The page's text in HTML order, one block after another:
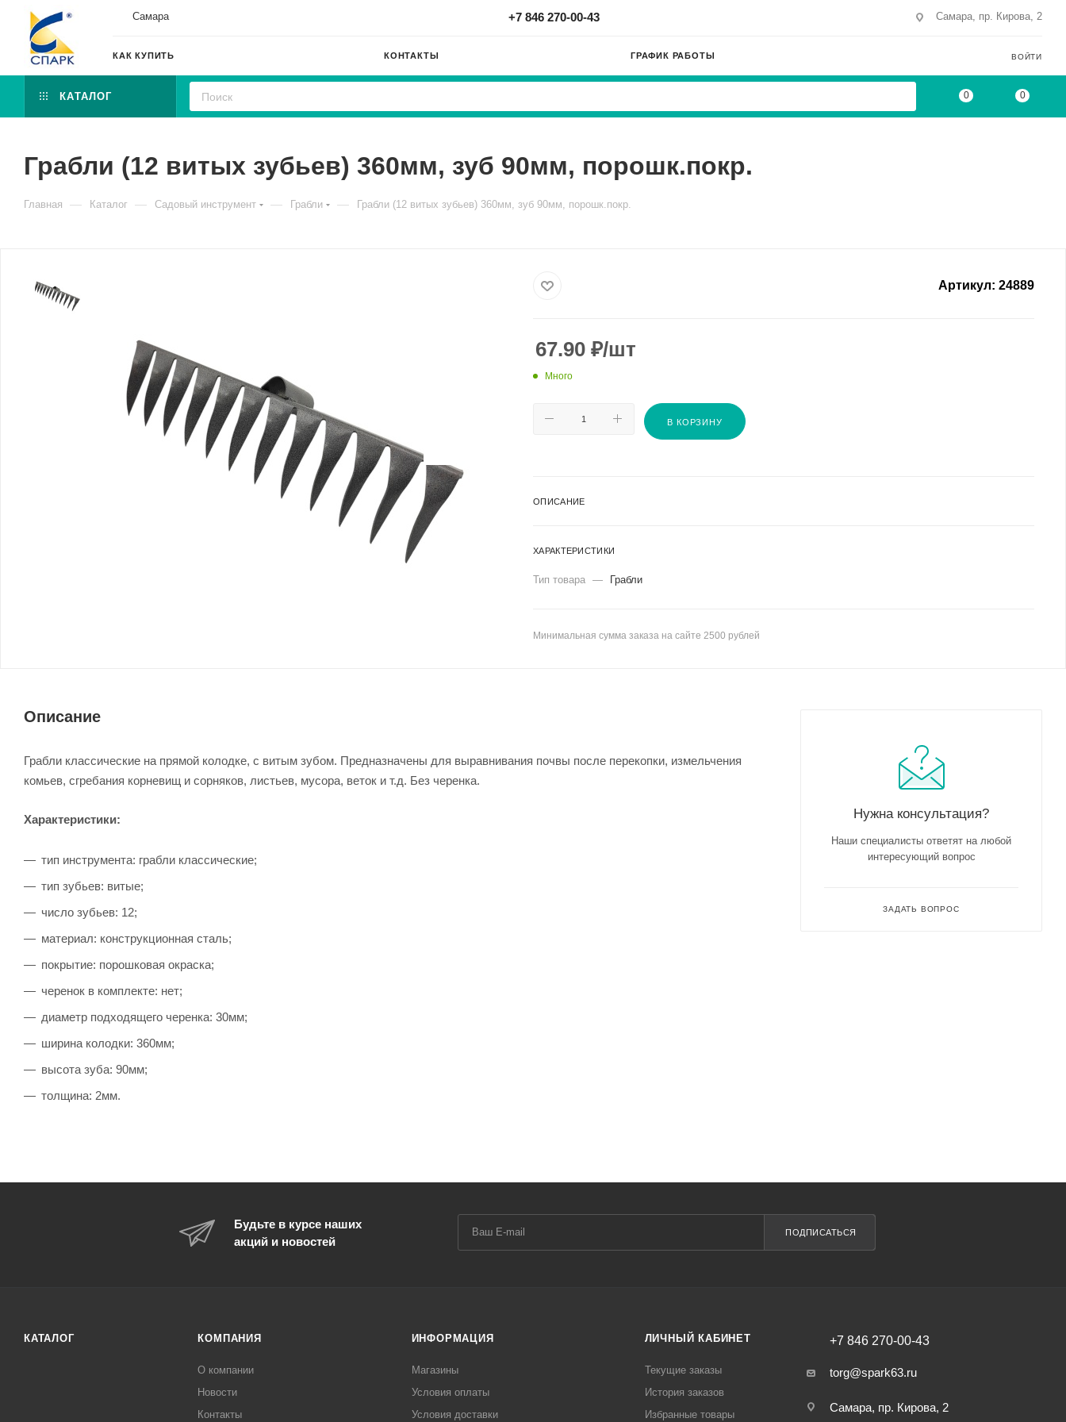
Самара +7 846 270-00-43 Самара, пр. Кирова, 2
КАК КУПИТЬ КОНТАКТЫ ГРАФИК РАБОТЫ ВОЙТИ
КАТАЛОГ 0 0
Грабли (12 витых зубьев) 360мм, зуб 90мм, порошк.покр.
Главная — Каталог — Садовый инструмент — Грабли — Грабли (12 витых зубьев) 360мм, зуб 90мм, порошк.покр.
Артикул: 24889
67.90 ₽/шт
Много
В КОРЗИНУ
ОПИСАНИЕ
ХАРАКТЕРИСТИКИ
Тип товара — Грабли
Минимальная сумма заказа на сайте 2500 рублей
Описание
Грабли классические на прямой колодке, с витым зубом. Предназначены для выравнивания почвы после перекопки, измельчения
комьев, сгребания корневищ и сорняков, листьев, мусора, веток и т.д. Без черенка.
Характеристики:
тип инструмента: грабли классические;
тип зубьев: витые;
число зубьев: 12;
материал: конструкционная сталь;
покрытие: порошковая окраска;
черенок в комплекте: нет;
диаметр подходящего черенка: 30мм;
ширина колодки: 360мм;
высота зуба: 90мм;
толщина: 2мм.
Нужна консультация?
Наши специалисты ответят на любой
интересующий вопрос
ЗАДАТЬ ВОПРОС
Будьте в курсе наших
акций и новостей
ПОДПИСАТЬСЯ
КАТАЛОГ КОМПАНИЯ
О компании
Новости
Контакты
ИНФОРМАЦИЯ
Магазины
Условия оплаты
Условия доставки
ЛИЧНЫЙ КАБИНЕТ
Текущие заказы
История заказов
Избранные товары
+7 846 270-00-43
torg@spark63.ru
Самара, пр. Кирова, 2